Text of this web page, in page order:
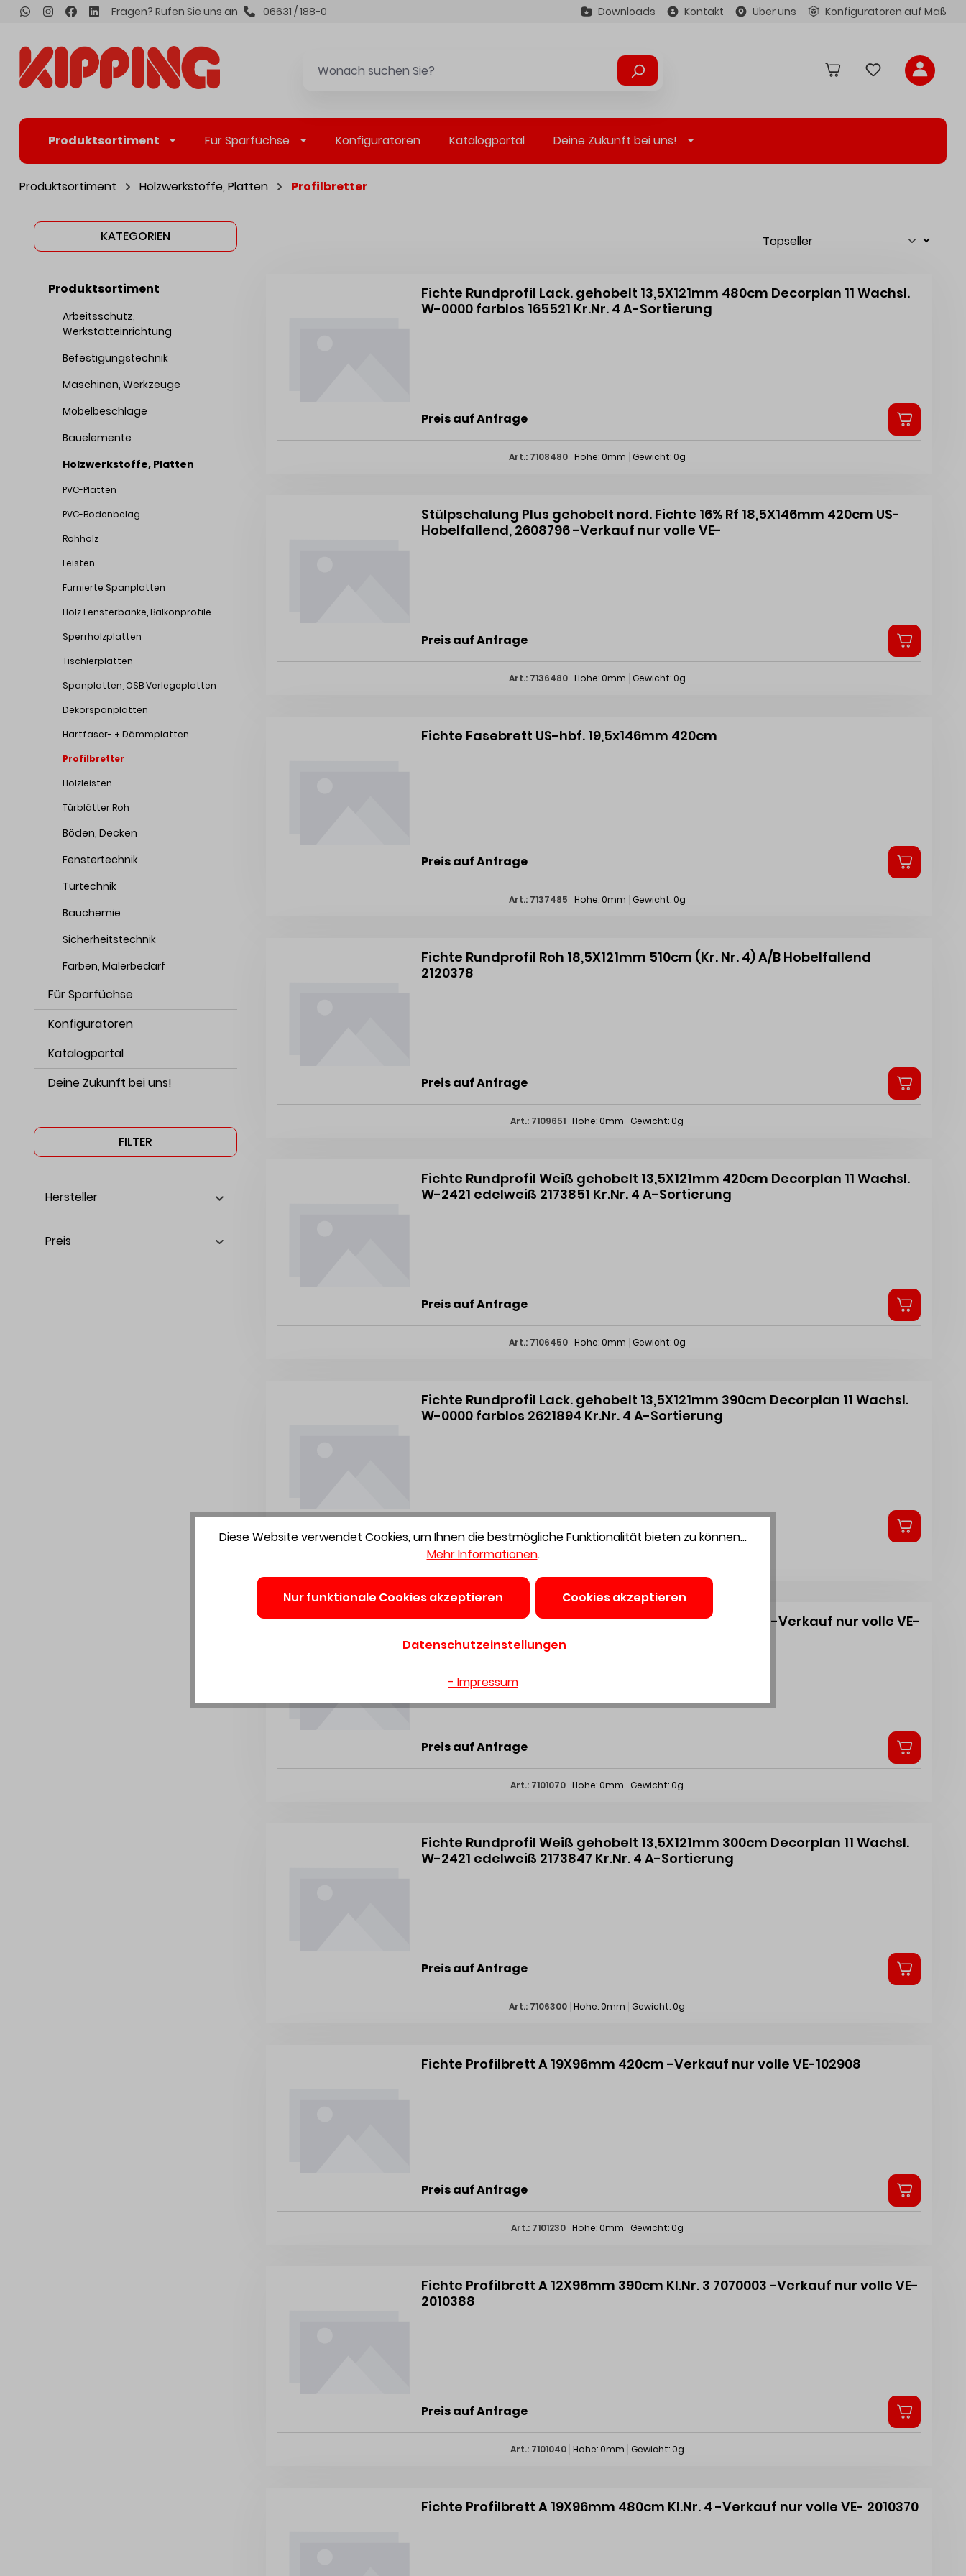
springen Fragen? Rufen Sie uns an 06631 / 188-0 Downloads Kontakt Über uns Konfiguratoren auf Maß
Produktsortiment Für Sparfüchse Konfiguratoren Katalogportal Deine Zukunft bei uns!
Produktsortiment Holzwerkstoffe, Platten Profilbretter
KATEGORIEN
Produktsortiment
Arbeitsschutz,
Werkstatteinrichtung
Befestigungstechnik
Maschinen, Werkzeuge
Möbelbeschläge
Bauelemente
Holzwerkstoffe, Platten
PVC-Platten
PVC-Bodenbelag
Rohholz
Leisten
Furnierte Spanplatten
Holz Fensterbänke, Balkonprofile
Sperrholzplatten
Tischlerplatten
Spanplatten, OSB Verlegeplatten
Dekorspanplatten
Hartfaser- + Dämmplatten
Profilbretter
Holzleisten
Türblätter Roh
Böden, Decken
Fenstertechnik
Türtechnik
Bauchemie
Sicherheitstechnik
Farben, Malerbedarf
Für Sparfüchse
Konfiguratoren
Katalogportal
Deine Zukunft bei uns!
FILTER
Hersteller
Preis
Fichte Rundprofil Lack. gehobelt 13,5X121mm 480cm Decorplan 11 Wachsl.
W-0000 farblos 165521 Kr.Nr. 4 A-Sortierung
Preis auf Anfrage
Art.: 7108480 Hohe: 0mm Gewicht: 0g
Stülpschalung Plus gehobelt nord. Fichte 16% Rf 18,5X146mm 420cm US-
Hobelfallend, 2608796 -Verkauf nur volle VE-
Preis auf Anfrage
Art.: 7136480 Hohe: 0mm Gewicht: 0g
Fichte Fasebrett US-hbf. 19,5x146mm 420cm
Preis auf Anfrage
Art.: 7137485 Hohe: 0mm Gewicht: 0g
Fichte Rundprofil Roh 18,5X121mm 510cm (Kr. Nr. 4) A/B Hobelfallend
2120378
Preis auf Anfrage
Art.: 7109651 Hohe: 0mm Gewicht: 0g
Fichte Rundprofil Weiß gehobelt 13,5X121mm 420cm Decorplan 11 Wachsl.
W-2421 edelweiß 2173851 Kr.Nr. 4 A-Sortierung
Preis auf Anfrage
Art.: 7106450 Hohe: 0mm Gewicht: 0g
Fichte Rundprofil Lack. gehobelt 13,5X121mm 390cm Decorplan 11 Wachsl.
W-0000 farblos 2621894 Kr.Nr. 4 A-Sortierung
Art.: 7108390
Fichte Profilbrett A 12X96mm 480cm Kl.Nr. 3 7070003 -Verkauf nur volle VE-
2010391
Preis auf Anfrage
Art.: 7101070 Hohe: 0mm Gewicht: 0g
Fichte Rundprofil Weiß gehobelt 13,5X121mm 300cm Decorplan 11 Wachsl.
W-2421 edelweiß 2173847 Kr.Nr. 4 A-Sortierung
Preis auf Anfrage
Art.: 7106300 Hohe: 0mm Gewicht: 0g
Fichte Profilbrett A 19X96mm 420cm -Verkauf nur volle VE-102908
Preis auf Anfrage
Art.: 7101230 Hohe: 0mm Gewicht: 0g
Fichte Profilbrett A 12X96mm 390cm Kl.Nr. 3 7070003 -Verkauf nur volle VE-
2010388
Preis auf Anfrage
Art.: 7101040 Hohe: 0mm Gewicht: 0g
Fichte Profilbrett A 19X96mm 480cm Kl.Nr. 4 -Verkauf nur volle VE- 2010370
Diese Website verwendet Cookies, um Ihnen die bestmögliche Funktionalität bieten zu können...
Mehr Informationen.
Nur funktionale Cookies akzeptieren Cookies akzeptieren
Datenschutzeinstellungen
- Impressum